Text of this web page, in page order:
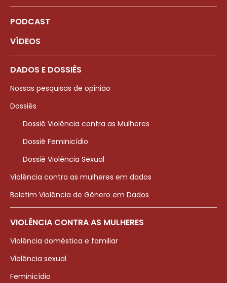
PODCAST
VÍDEOS
DADOS E DOSSIÊS
Nossas pesquisas de opinião
Dossiês
Dossiê Violência contra as Mulheres
Dossiê Feminicídio
Dossiê Violência Sexual
Violência contra as mulheres em dados
Boletim Violência de Gênero em Dados
VIOLÊNCIA CONTRA AS MULHERES
Violência doméstica e familiar
Violência sexual
Feminicídio